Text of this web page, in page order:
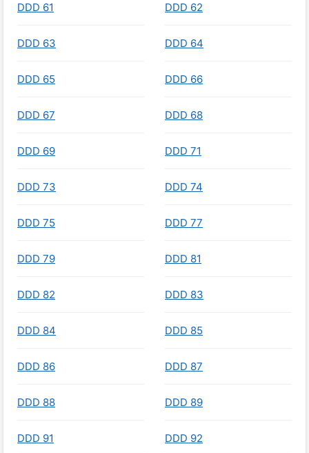
DDD 61 DDD 62
DDD 63 DDD 64
DDD 65 DDD 66
DDD 67 DDD 68
DDD 69 DDD 71
DDD 73 DDD 74
DDD 75 DDD 77
DDD 79 DDD 81
DDD 82 DDD 83
DDD 84 DDD 85
DDD 86 DDD 87
DDD 88 DDD 89
DDD 91 DDD 92